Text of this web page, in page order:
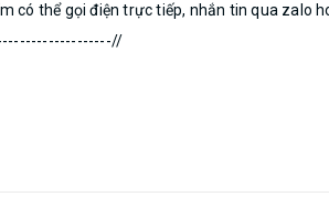
có thể gọi điện trực tiếp, nhắn tin qua zalo